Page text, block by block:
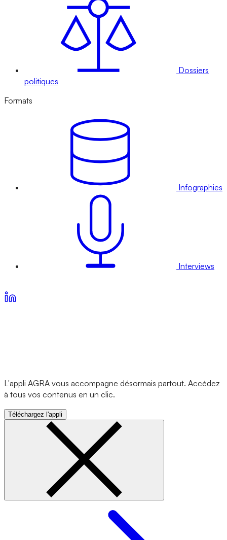
Dossiers
politiques
Formats
Infographies
Interviews
L'appli AGRA vous accompagne désormais partout. Accédez
à tous vos contenus en un clic.
Téléchargez l'appli